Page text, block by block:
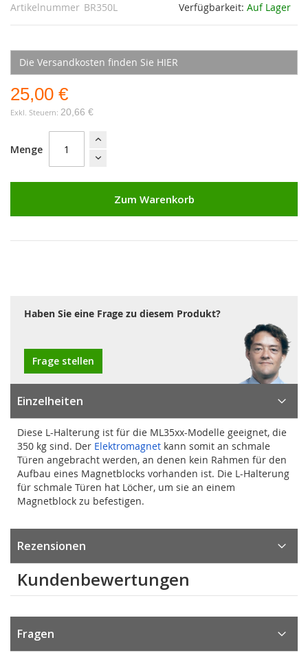
Verfügbarkeit: Auf Lager
Artikelnummer BR350L
Die Versandkosten finden Sie HIER
25,00 €
20,66 €
Menge
Zum Warenkorb
Haben Sie eine Frage zu diesem Produkt?
Frage stellen
Einzelheiten
Diese L-Halterung ist für die ML35xx-Modelle geeignet, die
350 kg sind. Der Elektromagnet kann somit an schmale
Türen angebracht werden, an denen kein Rahmen für den
Aufbau eines Magnetblocks vorhanden ist. Die L-Halterung
für schmale Türen hat Löcher, um sie an einem
Magnetblock zu befestigen.
Rezensionen
Kundenbewertungen
Fragen